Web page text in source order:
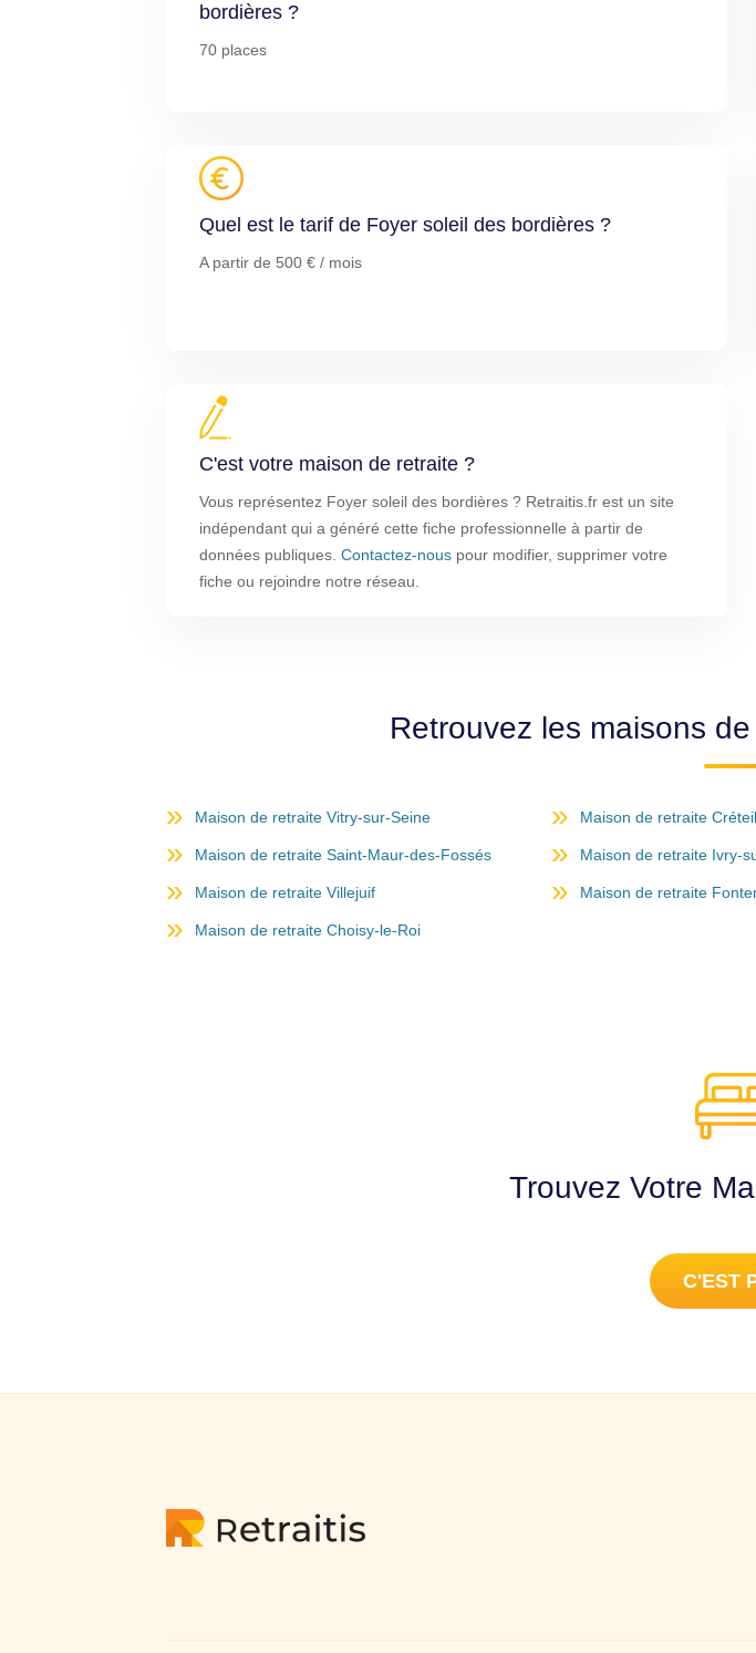
bordières ?
70 places
Quel est le tarif de Foyer soleil des bordières ?
A partir de 500 € / mois
C'est votre maison de retraite ?
Vous représentez Foyer soleil des bordières ? Retraitis.fr est un site
indépendant qui a généré cette fiche professionnelle à partir de
données publiques. Contactez-nous pour modifier, supprimer votre
fiche ou rejoindre notre réseau.
Retrouvez les maisons
Maison de retraite Vitry-sur-Seine Maison de retraite Créteil
Maison de retraite Saint-Maur-des-Fossés Maison de retraite Ivry-
Maison de retraite Villejuif Maison de retraite
Maison de retraite Choisy-le-Roi
Trouvez Votre
C'EST